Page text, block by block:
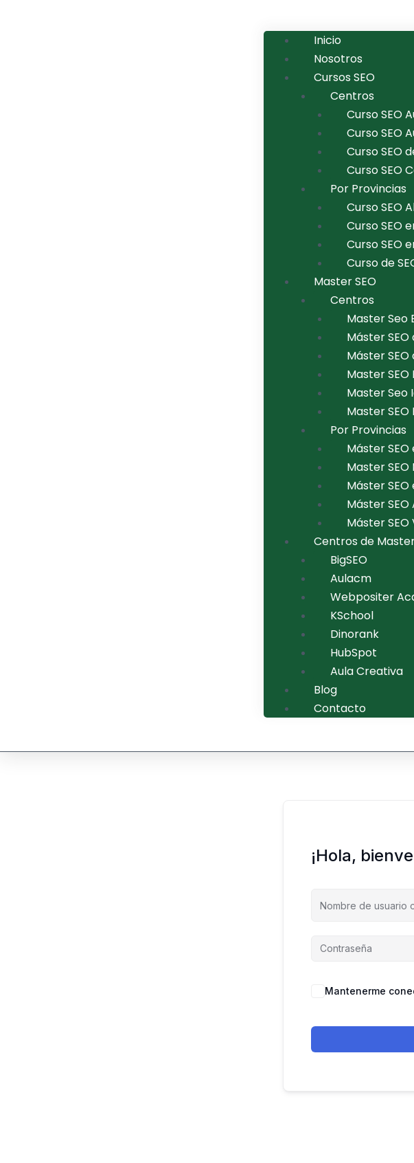
Inicio
Nosotros
Cursos SEO
Centros
Curso SEO
Curso SEO
Curso SEO
Curso SEO
Por Provincias
Curso SEO
Curso SEO
Curso SEO
Curso de
Master SEO
Centros
Master Seo
Máster
Máster
Master SEO
Master Seo
Master SEO
Por Provincias
Máster SEO
Master
Máster
Máster
Máster
Centros de
BigSEO
Aulacm
Webpositer
KSchool
Dinorank
HubSpot
Aula Creativa
Blog
Contacto
¡Hola,
Mantenerme